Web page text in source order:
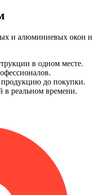
и алюминиевых окон и
в одном месте.
продукцию до покупки.
в реальном времени.